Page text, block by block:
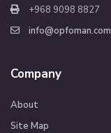
+968 9098 8827
info@opfoman.com
Company
About
Site Map